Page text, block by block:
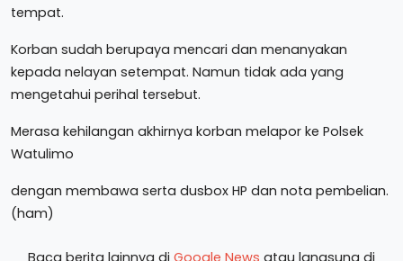
tempat.
Korban sudah berupaya mencari dan menanyakan
kepada nelayan setempat. Namun tidak ada yang
mengetahui perihal tersebut.
Merasa kehilangan akhirnya korban melapor ke Polsek
Watulimo
dengan membawa serta dusbox HP dan nota pembelian.
(ham)
Baca berita lainnya di Google News atau langsung di